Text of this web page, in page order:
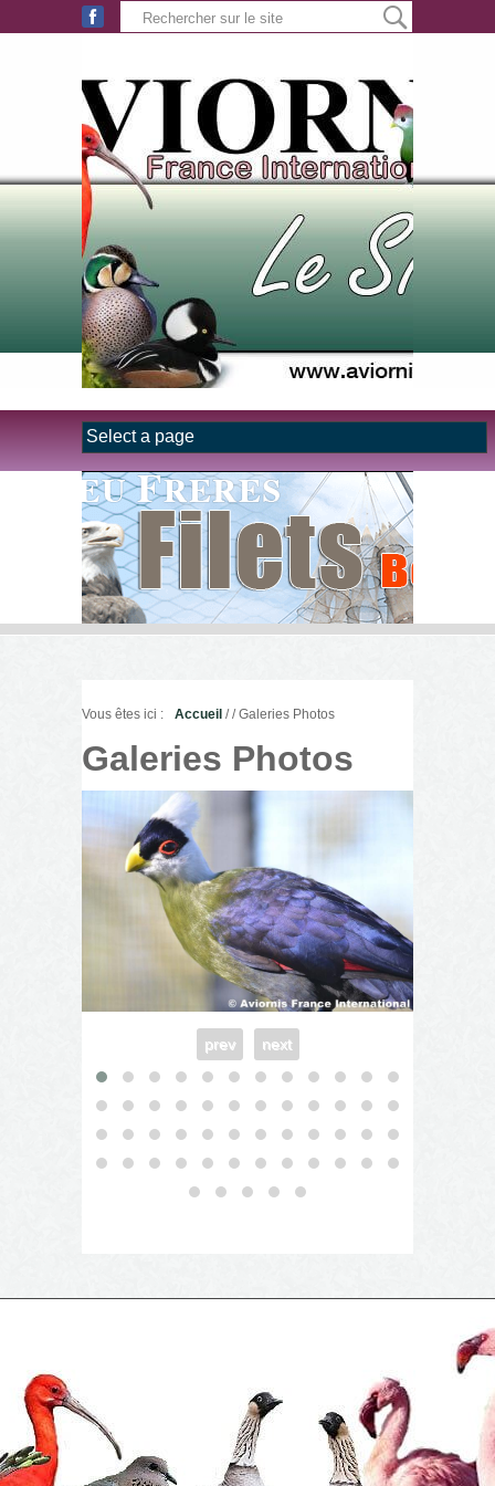
Aller au contenu principal
Vous êtes ici : Accueil // Galeries Photos
Galeries Photos
prev next